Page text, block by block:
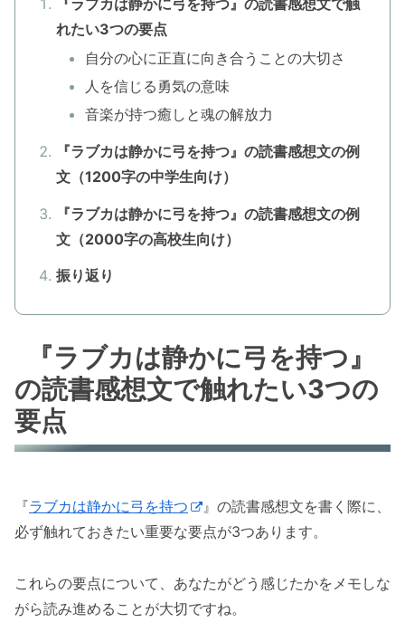
『ラブカは静かに弓を持つ』の読書感想文で触
れたい3つの要点
自分の心に正直に向き合うことの大切さ
人を信じる勇気の意味
音楽が持つ癒しと魂の解放力
『ラブカは静かに弓を持つ』の読書感想文の例
文（1200字の中学生向け）
『ラブカは静かに弓を持つ』の読書感想文の例
文（2000字の高校生向け）
振り返り
『ラブカは静かに弓を持つ』
の読書感想文で触れたい3つの
要点
『ラブカは静かに弓を持つ
』の読書感想文を書く際に、
必ず触れておきたい重要な要点が3つあります。
これらの要点について、あなたがどう感じたかをメモしな
がら読み進めることが大切ですね。